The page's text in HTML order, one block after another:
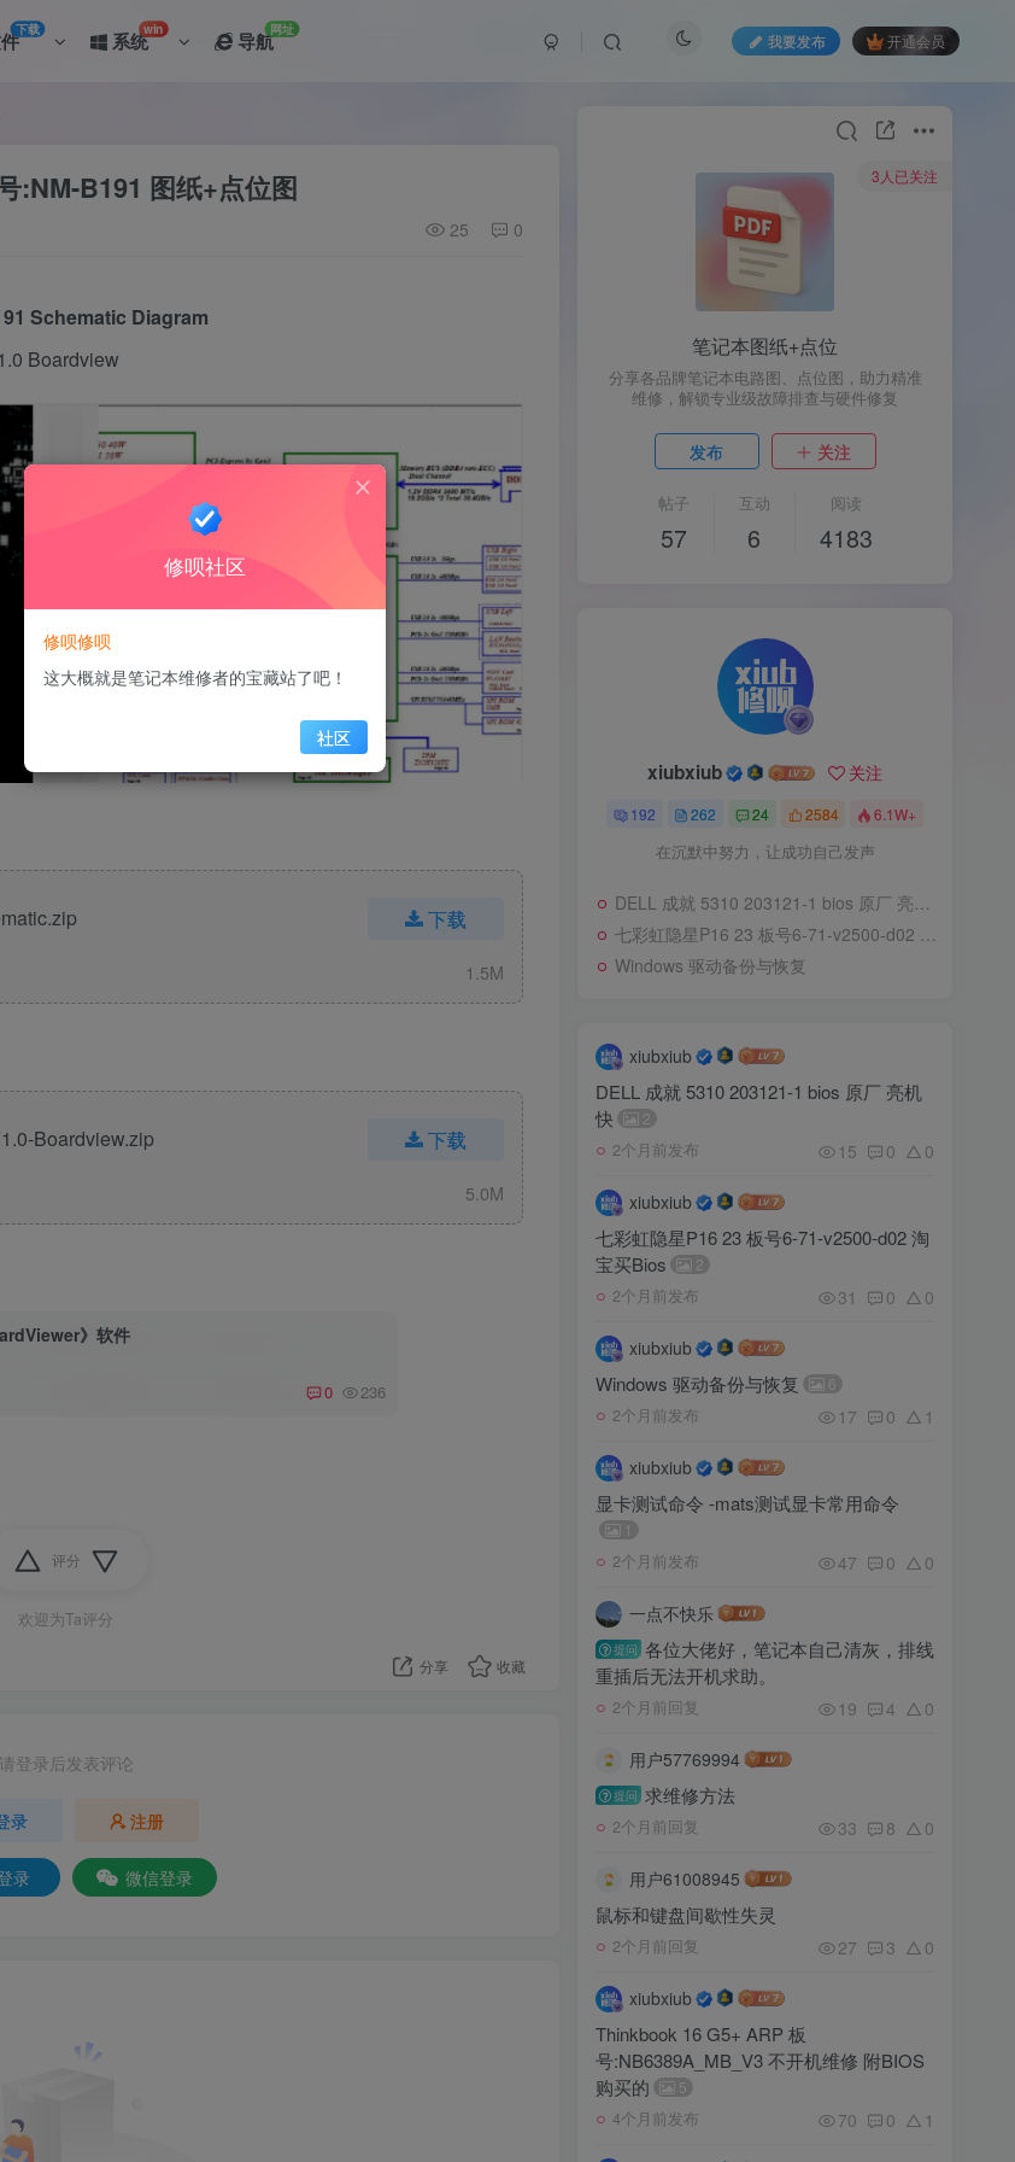
下载 系统win 导航网址
我要发布 开通会员
:NM-B191 图纸+点位图
25 0
Schematic Diagram
Boardview
下载
1.5M
Boardview.zip 下载
5.0M
》软件
0 236
评分
欢迎为Ta评分
分享 收藏
请登录后发表评论
录 注册
录 微信登录
3人已关注
笔记本图纸+点位
分享各品牌笔记本电路图、点位图，助力精准
维修，解锁专业级故障排查与硬件修复
发布 关注
帖子
57
互动
6
阅读
4183
xiubxiub 关注
192 262 24 2584 6.1W+
在沉默中努力，让成功自己发声
DELL 成就 5310 203121-1 bios 原厂 亮机快
七彩虹隐星P16 23 板号6-71-v2500-d02 淘宝买Bios
Windows 驱动备份与恢复
xiubxiub
DELL 成就 5310 203121-1 bios 原厂 亮机
快
2
2个月前发布 15 0 0
xiubxiub
七彩虹隐星P16 23 板号6-71-v2500-d02 淘
宝买Bios
2
2个月前发布 31 0 0
xiubxiub
Windows 驱动备份与恢复 6
2个月前发布 17 0 1
xiubxiub
显卡测试命令 -mats测试显卡常用命令
1
2个月前发布 47 0 0
一点不快乐
提问 各位大佬好，笔记本自己清灰，排线
重插后无法开机求助。
2个月前回复 19 4 0
用户57769994
提问 求维修方法
2个月前回复 33 8 0
用户61008945
鼠标和键盘间歇性失灵
2个月前回复 27 3 0
xiubxiub
Thinkbook 16 G5+ ARP 板
号:NB6389A_MB_V3 不开机维修 附BIOS
购买的
5
4个月前发布 70 0 1
修呗社区
修呗修呗
这大概就是笔记本维修者的宝藏站了吧！
社区